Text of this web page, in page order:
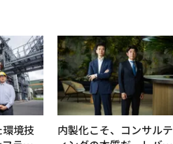
境技
内製化こそ、コンサルテ